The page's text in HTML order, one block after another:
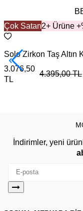
Çok Satan2+ Ürüne
YENİ
Solo Zirkon Taş Altın
3.076,50
TL
4.395,00TL
İndirimler, yeni